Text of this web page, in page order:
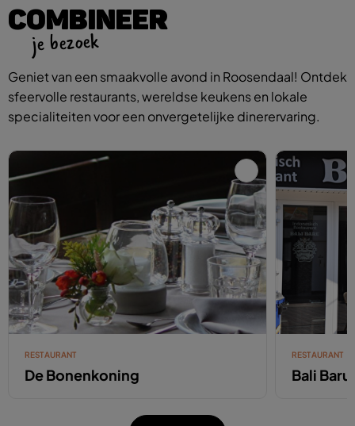
COMBINEER
je bezoek
Geniet van een smaakvolle avond in Roosendaal! Ontdek
sfeervolle restaurants, wereldse keukens en lokale
specialiteiten voor een onvergetelijke dinerervaring.
RESTAURANT
De Bonenkoning
RESTAURANT
Bali Baru